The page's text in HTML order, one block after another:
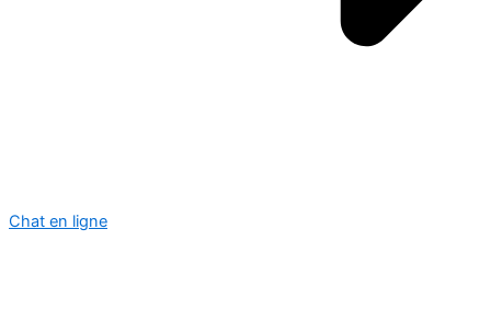
Chat en ligne